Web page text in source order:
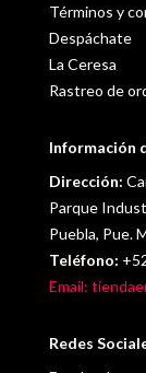
Términos y
Despáchate
La Ceresa
Rastreo de
Información
Dirección:
Parque
Puebla, Pue.
Teléfono:
Email:
Redes